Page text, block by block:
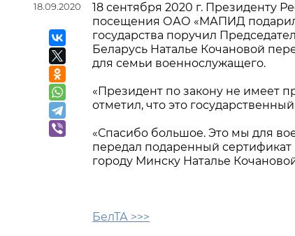
18.09.2020
18 сентября 2020 г. Президенту
посещения ОАО «МАПИД
государства поручил
Беларусь Наталье Кочановой
для семьи военнослужащего.
«Президент по закону не имеет
отметил, что это
«Спасибо большое. Это мы для
передал подаренный
городу Минску Наталье
БелТА >>>